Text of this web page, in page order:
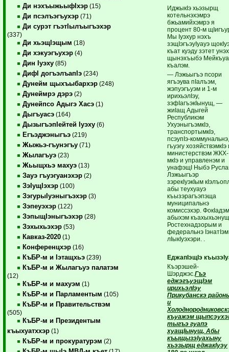
Ди нэхъыжьыфIхэр (15)
Ди псэлъэгъухэр (71)
Ди сурэт гъэтIылъыгъэхэр
(337)
Ди хьэщIэщым (18)
Ди хэкуэгъухэр (4)
Дин Iуэху (85)
ДифI догъэлъапIэ (234)
Дунейм щыхъыбархэр (248)
Дунеймрэ дэрэ (2)
Дунейпсо Адыгэ Хасэ (1)
Дыгъуасэ (164)
ДызыгъэпIейтей Iуэху (6)
Егъэджэныгъэ (219)
Жыжьэ-гъунэгъу (71)
Жылагъуэ (23)
Жьыщхьэ махуэ (13)
Зауэ гъуэгуанэхэр (2)
ЗэIущIэхэр (100)
ЗэгурыIуэныгъэхэр (3)
Зэпеуэхэр (122)
ЗэпыщIэныгъэхэр (28)
Зэхыхьэхэр (53)
Кавказ-2020 (1)
Конференцхэр (16)
КъБР-м и Iэтащхьэ (239)
КъБР-м и Жылагъуэ палатэм
(12)
КъБР-м и махуэм (1)
КъБР-м и Парламентым (105)
КъБР-м и Правительствэм
(505)
КъБР-м и Президентым
къыхуатххэр (1)
КъБР-м и прокуратурэм (2)
ИджыкIэ хьэзырщ
котельнэхэмрэ
бжьамийхэмрэ я
процент 80-м
Мы Iуэхур нэхъ
зэщIэгъэуIуауэ
къат куэду зэтет
щынэхъыбэ
къалэм.
— Лэжьыгъэ псори
ягъэува пIалъэм,
жэпуэгъуэм и 1-м
ирихьэлIэу,
зэфIагъэкIынущ, —
жиIащ Адыгей
Республикэм
УхуэныгъэмкIэ,
транспортымкIэ,
псэупIэ-
гъуэгу хозяйствэмкIэ
министерствэм ЖКХ-
мкIэ и управленэм и
унафэщI Ныбэ
Лэжьыгъэр
зэрекIуэкIым
абы теухуауэ
къызэрагъэпэща
муниципальнэ
комиссэхэр.
абыхэм
Ростехнадзорым и
федеральнэ
лIыкIуэхэри. .
ЕджапIэщIэ
Къэрэшей-
Шэрджэс.Гъэ
еджэгъуэщIэм
ирихьэлIэу
Прикубанскэ
и
къуажэм
тыгъэ гуапэ
хуащIынущ. Абы
къыщызэIуахыну
хьэзырщ еджакIуэу